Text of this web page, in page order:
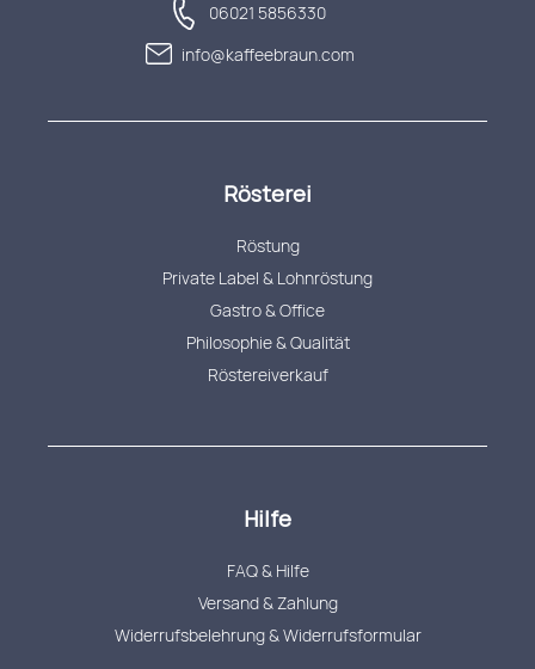
06021 5856330
info@kaffeebraun.com
Rösterei
Röstung
Private Label & Lohnröstung
Gastro & Office
Philosophie & Qualität
Röstereiverkauf
Hilfe
FAQ & Hilfe
Versand & Zahlung
Widerrufsbelehrung & Widerrufsformular